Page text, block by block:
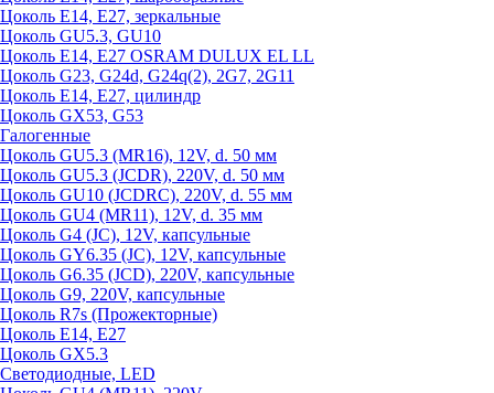
Цоколь Е14, Е27, зеркальные
Цоколь GU5.3, GU10
Цоколь Е14, Е27 OSRAM DULUX EL LL
Цоколь G23, G24d, G24q(2), 2G7, 2G11
Цоколь Е14, Е27, цилиндр
Цоколь GX53, G53
Галогенные
Цоколь GU5.3 (MR16), 12V, d. 50 мм
Цоколь GU5.3 (JCDR), 220V, d. 50 мм
Цоколь GU10 (JCDRC), 220V, d. 55 мм
Цоколь GU4 (MR11), 12V, d. 35 мм
Цоколь G4 (JC), 12V, капсульные
Цоколь GY6.35 (JC), 12V, капсульные
Цоколь G6.35 (JCD), 220V, капсульные
Цоколь G9, 220V, капсульные
Цоколь R7s (Прожекторные)
Цоколь E14, E27
Цоколь GX5.3
Светодиодные, LED